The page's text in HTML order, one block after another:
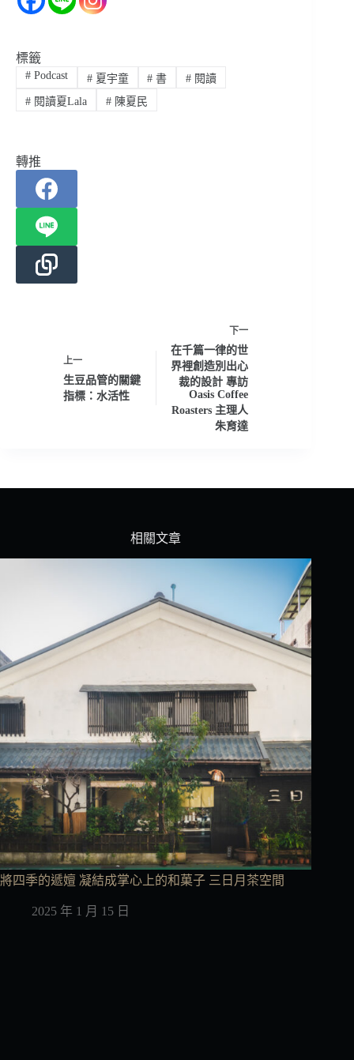
標籤
#Podcast #夏宇童 # 書 # 閱讀
#閱讀夏Lala #陳夏民
轉推
上一
生豆品管的關鍵
指標：水活性
下一
在千篇一律的世
界裡創造別出心
裁的設計 專訪
Oasis Coffee
Roasters 主理人
朱育達
相關文章
將四季的遞嬗 凝結成掌心上的和菓子 三日月茶空間
2025 年 1 月 15 日